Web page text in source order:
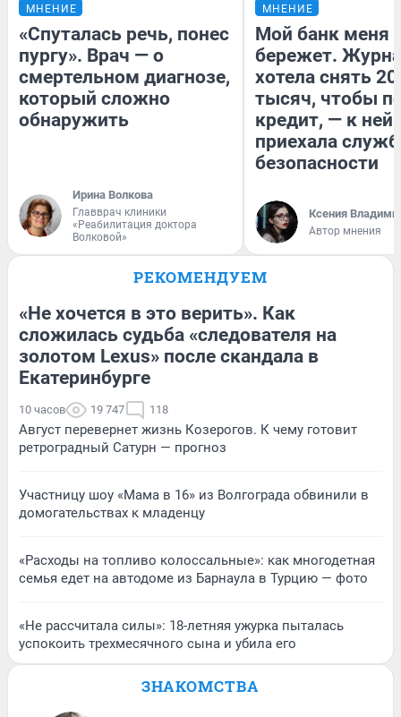
МНЕНИЕ
«Спуталась речь, понес
пургу». Врач — о
смертельном диагнозе,
который сложно
обнаружить
Ирина Волкова
Главврач клиники
«Реабилитация доктора
Волковой»
МНЕНИЕ
Мой банк меня
бережет.
хотела снять
тысяч, чтобы
кредит, — к
приехала
безопасности
Ксения
Автор мнения
РЕКОМЕНДУЕМ
«Не хочется в это верить». Как
сложилась судьба «следователя на
золотом Lexus» после скандала в
Екатеринбурге
10 часов 19 747 118
Август перевернет жизнь Козерогов. К чему готовит
ретроградный Сатурн — прогноз
Участницу шоу «Мама в 16» из Волгограда обвинили в
домогательствах к младенцу
«Расходы на топливо колоссальные»: как многодетная
семья едет на автодоме из Барнаула в Турцию — фото
«Не рассчитала силы»: 18-летняя ужурка пыталась
успокоить трехмесячного сына и убила его
ЗНАКОМСТВА